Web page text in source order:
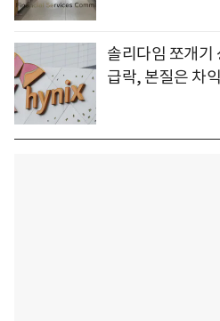
솔리다임 쪼개기
급락, 본질은 차